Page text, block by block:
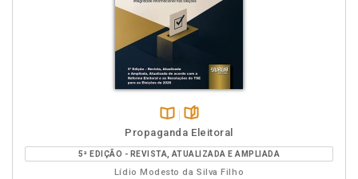
Disponível
na
B.V.
páginas
Propaganda Eleitoral
5ª EDIÇÃO - REVISTA, ATUALIZADA E AMPLIADA
Lídio Modesto da Silva Filho